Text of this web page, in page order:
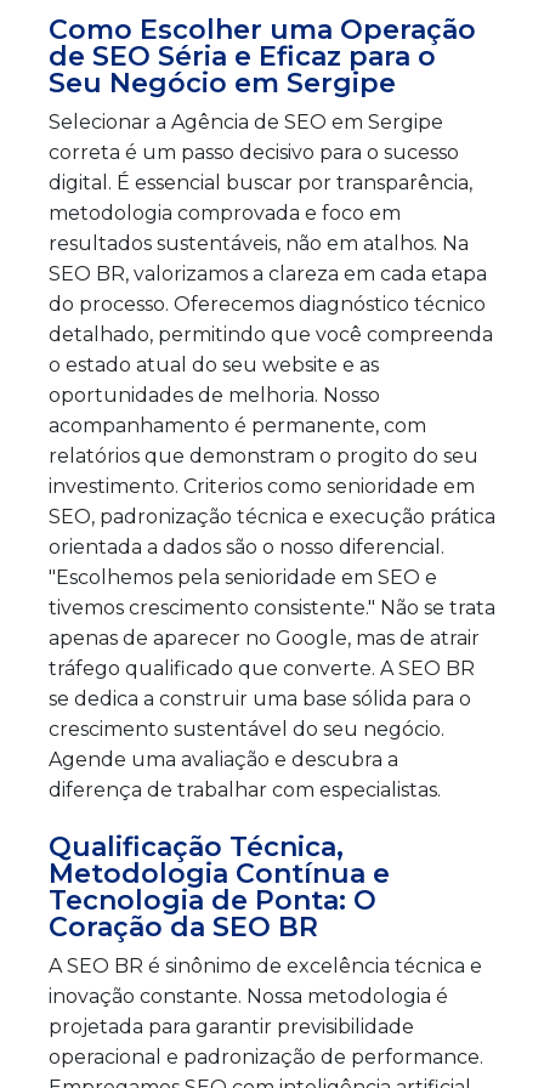
Como Escolher uma Operação
de SEO Séria e Eficaz para o
Seu Negócio em Sergipe
Selecionar a Agência de SEO em Sergipe
correta é um passo decisivo para o sucesso
digital. É essencial buscar por transparência,
metodologia comprovada e foco em
resultados sustentáveis, não em atalhos. Na
SEO BR, valorizamos a clareza em cada etapa
do processo. Oferecemos diagnóstico técnico
detalhado, permitindo que você compreenda
o estado atual do seu website e as
oportunidades de melhoria. Nosso
acompanhamento é permanente, com
relatórios que demonstram o progito do seu
investimento. Criterios como senioridade em
SEO, padronização técnica e execução prática
orientada a dados são o nosso diferencial.
"Escolhemos pela senioridade em SEO e
tivemos crescimento consistente." Não se trata
apenas de aparecer no Google, mas de atrair
tráfego qualificado que converte. A SEO BR
se dedica a construir uma base sólida para o
crescimento sustentável do seu negócio.
Agende uma avaliação e descubra a
diferença de trabalhar com especialistas.
Qualificação Técnica,
Metodologia Contínua e
Tecnologia de Ponta: O
Coração da SEO BR
A SEO BR é sinônimo de excelência técnica e
inovação constante. Nossa metodologia é
projetada para garantir previsibilidade
operacional e padronização de performance.